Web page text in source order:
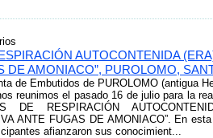
AUTOCONTENIDA
DE AMONIACO”, PUROLOMO,
de Embutidos de PUROLOMO (antigua
reunimos el pasado 16 de julio para la
DE RESPIRACIÓN
ANTE FUGAS DE AMONIACO”. En
afianzaron sus conocimient...